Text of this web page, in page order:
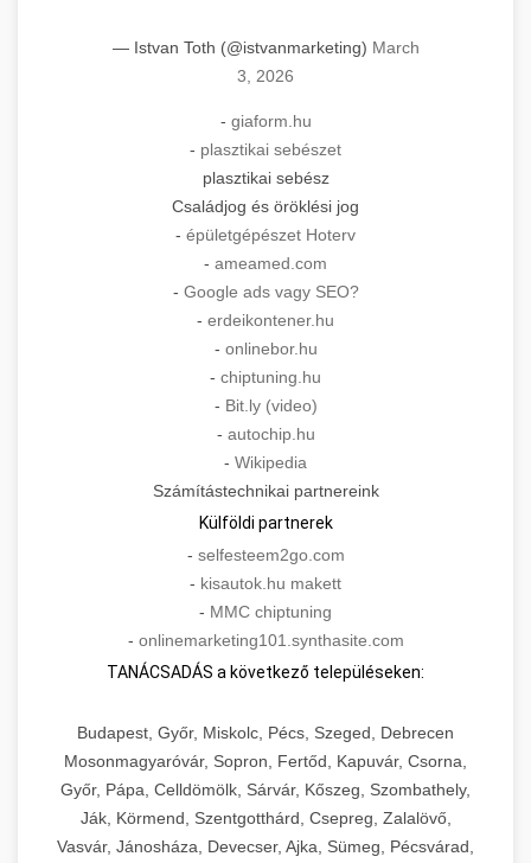
— Istvan Toth (@istvanmarketing) March
3, 2026
- giaform.hu
- plasztikai sebészet
plasztikai sebész
Családjog és öröklési jog
- épületgépészet Hoterv
- ameamed.com
- Google ads vagy SEO?
- erdeikontener.hu
- onlinebor.hu
- chiptuning.hu
- Bit.ly (video)
- autochip.hu
- Wikipedia
Számítástechnikai partnereink
Külföldi partnerek
- selfesteem2go.com
- kisautok.hu makett
- MMC chiptuning
- onlinemarketing101.synthasite.com
TANÁCSADÁS a következő településeken:
Budapest, Győr, Miskolc, Pécs, Szeged, Debrecen
Mosonmagyaróvár, Sopron, Fertőd, Kapuvár, Csorna,
Győr, Pápa, Celldömölk, Sárvár, Kőszeg, Szombathely,
Ják, Körmend, Szentgotthárd, Csepreg, Zalalövő,
Vasvár, Jánosháza, Devecser, Ajka, Sümeg, Pécsvárad,